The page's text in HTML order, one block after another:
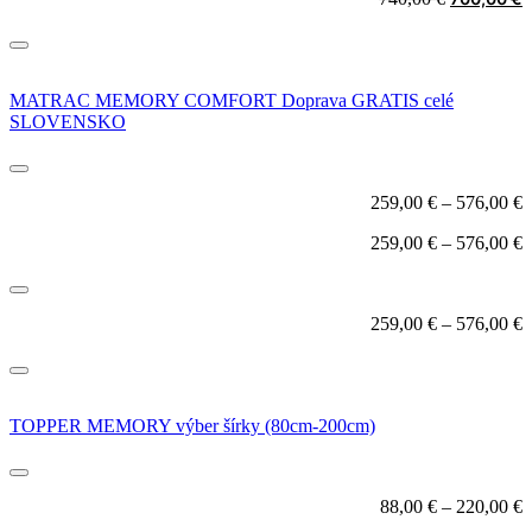
MATRAC MEMORY COMFORT Doprava GRATIS celé
SLOVENSKO
259,00 € – 576,00 €
259,00 € – 576,00 €
259,00 € – 576,00 €
TOPPER MEMORY výber šírky (80cm-200cm)
88,00 € – 220,00 €